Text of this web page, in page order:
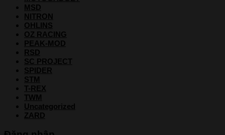
MSD
NITRON
OHLINS
OZ RACING
PEAK-MOD
RSD
SC PROJECT
SPIDER
STM
T-REX
TWM
Uncategorized
ZARD